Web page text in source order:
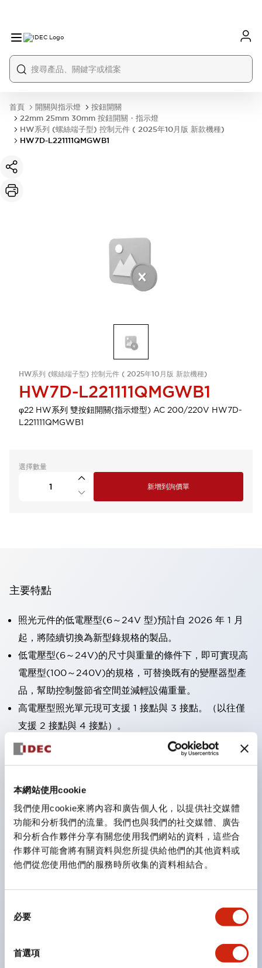
本網站使用cookie
我們使用cookie來將內容和廣告個人化，以提供社交媒體
功能和分析我們的流量。我們也與我們的社交媒體、廣告
和分析合作夥伴分享有關您使用我們網站的資料，這些合
作夥伴可能會將有關資料與您所提供給他們的其他資料或
他們從您使用他們的服務時所收集的資料相結合。
必要
首選項
首頁 開關與指示燈
按鈕開關
22mm 25mm 30mm 按鈕開關・指示燈
HW系列 (螺絲端子型) 控制元件 ( 2025年10月版 新款機種)
HW7D-L221111QMGWB1
HW系列 (螺絲端子型) 控制元件 ( 2025年10月版 新款機種)
HW7D-L221111QMGWB1
φ22 HW系列 雙按鈕開關(指示燈型) AC 200/220V HW7D-
L221111QMGWB1
選擇數量
新增到詢價單
主要特點
照光元件的低電壓型(6～24V 型)預計自 2026 年 1 月
起，將陸續切換為新型錄規格的製品。
低電壓型(6～24V)的尺寸與重量的條件下，即可實現高
電壓型(100～240V)的規格，可替換既有的變壓器型產
品，幫助控制盤節省空間並減輕設備重量。
高電壓型照光單元現可支援 1 接點與 3 接點。（以往僅
支援 2 接點與 4 接點）。
採用一體成型端子蓋，具備極高安全性的手指保護結構。
鈕開關為 IP40）。
雙按鈕開關，可將兩個獨立動作的按鈕以及一個指示燈這
三種功能集結於一顆開關。
完整支援全球各地需求的多種電壓規格。
一顆 LED 燈泡即可呈現六種顏色（LSRD 燈泡）。以往
支援色彩通用設計（CUD）：可清楚辨識正方平頭形指
符合 ISO 3864-4 安全色規範：在危險或緊急狀況下，